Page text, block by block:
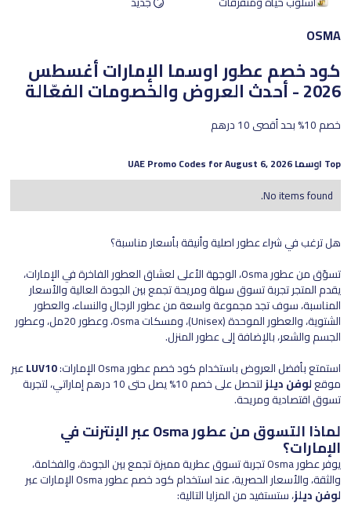
OSMA
كود خصم عطور اوسما الإماراتأغسطس
2026 - أحدث العروض والخصومات الفعّالة
خصم 10% بحد أقصى 10 درهم
Top اوسماUAE Promo Codes for
August 6, 2026
No items found.
هل ترغب في شراء عطور اصلية وأنيقة بأسعار مناسبة؟
تسوّق من عطور Osma، الوجهة الأعلى لعشاق العطور الفاخرة في الإمارات،
يقدم المتجر تجربة تسوق سهلة ومريحة تجمع بين الجودة العالية والأسعار
المناسبة، سوف تجد مجموعة واسعة من عطور الرجال والنساء، والعطور
الشتوية، والعطور الموحدة (Unisex)، ومسكات Osma، وعطور 20مل، وعطور
الجسم والشعر، بالإضافة إلى عطور المنزل.
استمتع بأفضل العروض باستخدام كود خصم عطور Osma الإمارات:
LUV10عبر
موقعلوفن ديلز لتحصل على خصم 10% يصل حتى 10 درهم إماراتي، لتجربة
تسوق اقتصادية ومريحة.
لماذا التسوق من عطور Osma عبر الإنترنت في
الإمارات؟
يوفر عطور Osma تجربة تسوق عطرية مميزة تجمع بين الجودة، والفخامة،
والثقة، والأسعار الحصرية، عند استخدام كود خصم عطور Osma الإمارات عبر
لوفن ديلز، ستستفيد من المزايا التالية: